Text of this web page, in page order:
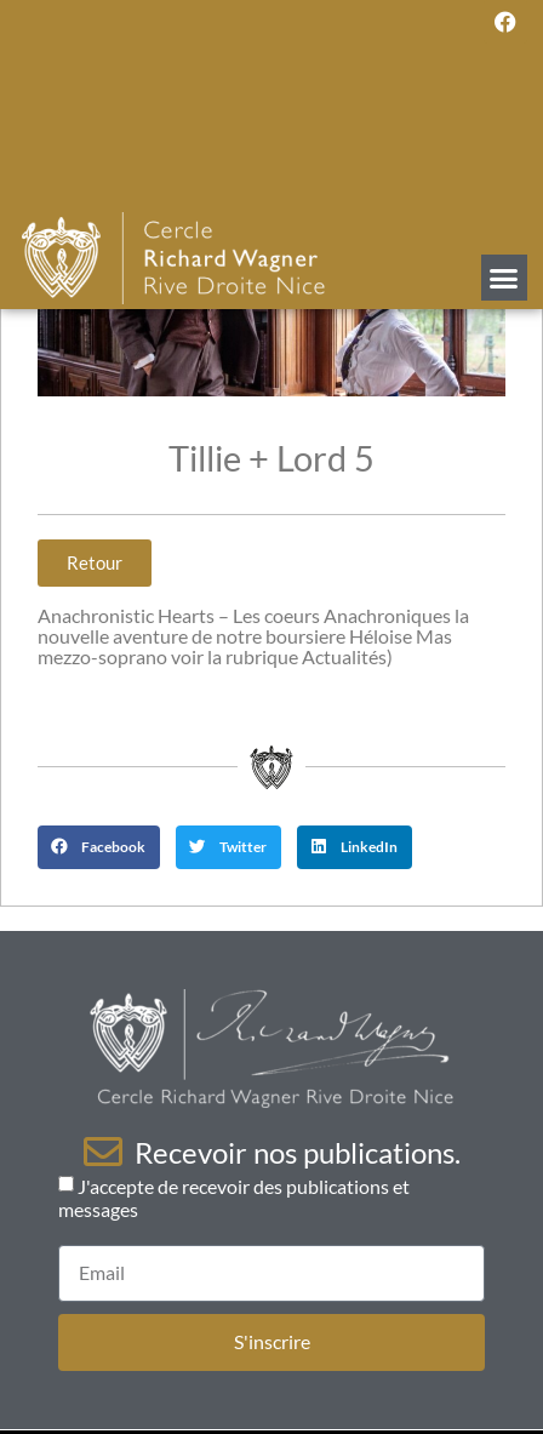
Tillie + Lord 5
Retour
Anachronistic Hearts – Les coeurs Anachroniques la
nouvelle aventure de notre boursiere Héloise Mas
mezzo-soprano voir la rubrique Actualités)
Facebook Twitter LinkedIn
Recevoir nos publications.
J'accepte de recevoir des publications et
messages
S'inscrire